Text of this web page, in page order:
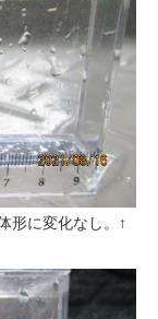
形に変化なし。↑